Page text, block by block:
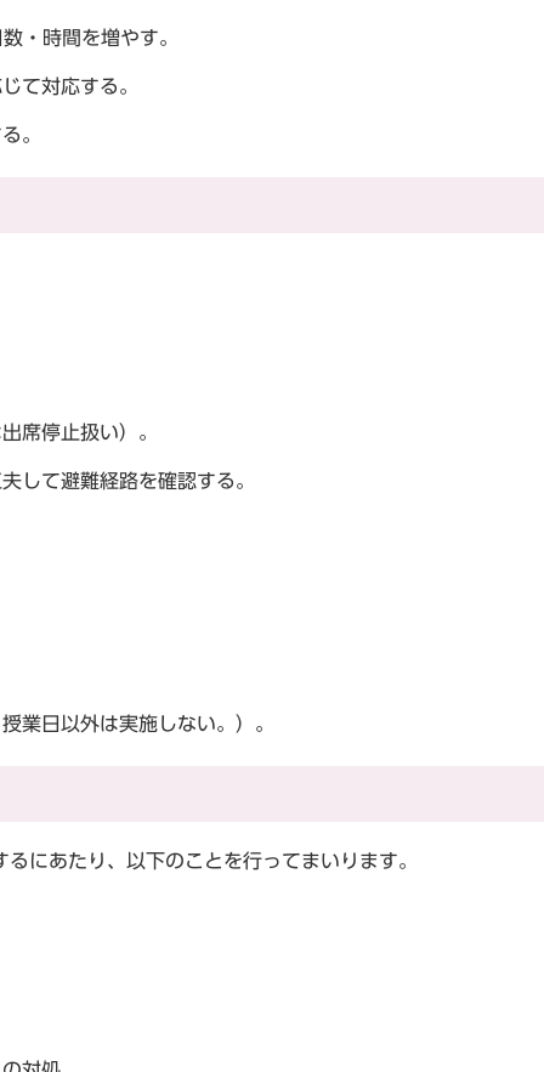
・時間を増やす。
て対応する。
。
席停止扱い）。
して避難経路を確認する。
業日以外は実施しない。）。
にあたり、以下のことを行ってまいります。